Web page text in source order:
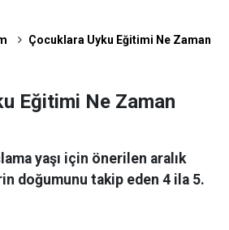
Çocuklara Uyku Eğitimi Ne Zaman
Eğitimi Ne Zaman
yaşı için önerilen aralık
doğumunu takip eden 4 ila 5.